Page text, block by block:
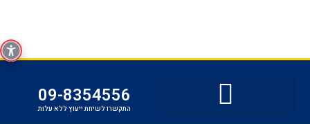
09-8354556
התקשרו לשיחת ייעוץ ללא עלות